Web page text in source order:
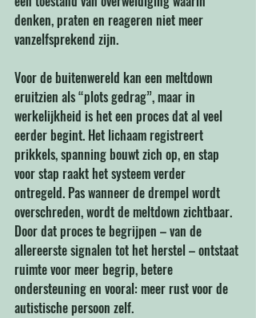
denken, praten en reageren niet meer
vanzelfsprekend zijn.
Voor de buitenwereld kan een meltdown
eruitzien als “plots gedrag”, maar in
werkelijkheid is het een proces dat al veel
eerder begint. Het lichaam registreert
prikkels, spanning bouwt zich op, en stap
voor stap raakt het systeem verder
ontregeld. Pas wanneer de drempel wordt
overschreden, wordt de meltdown zichtbaar.
Door dat proces te begrijpen – van de
allereerste signalen tot het herstel – ontstaat
ruimte voor meer begrip, betere
ondersteuning en vooral: meer rust voor de
autistische persoon zelf.